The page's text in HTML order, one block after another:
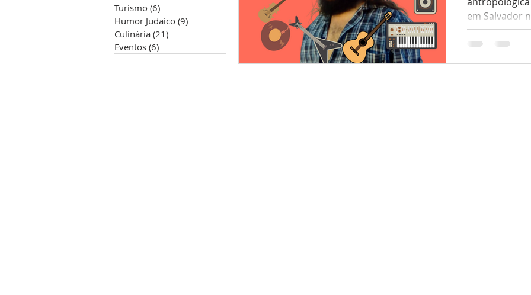
Turismo (6)
Humor Judaico (9)
Culinária (21)
Eventos (6)
em Salvador
cultural, mas